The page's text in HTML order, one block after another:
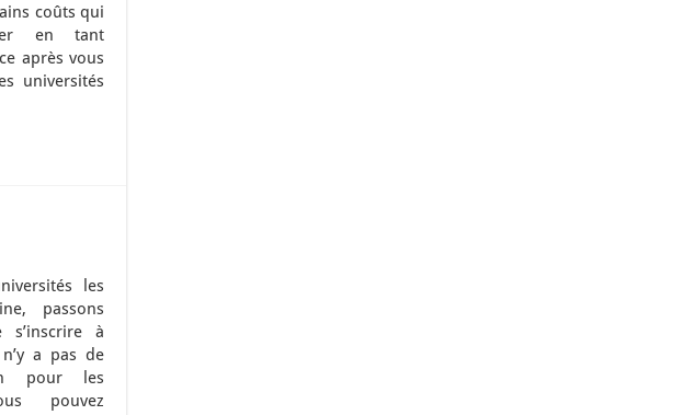
coûts qui
en tant
après vous
universités
les
passons
à
a pas de
pour les
pouvez